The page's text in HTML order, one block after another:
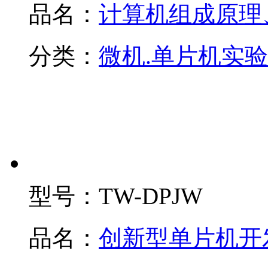
品名： 计算机组成原
分类： 微机.单片机实
型号： TW-DPJW
品名： 创新型单片机